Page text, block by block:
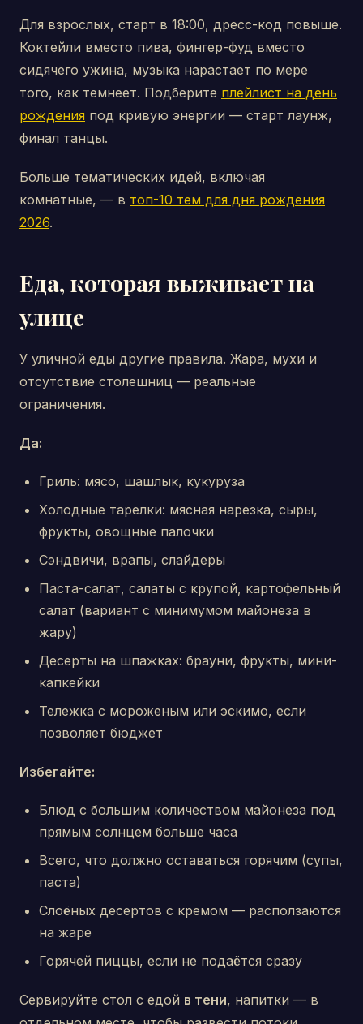
Для взрослых, старт в 18:00, дресс-код повыше.
Коктейли вместо пива, фингер-фуд вместо
сидячего ужина, музыка нарастает по мере
того, как темнеет. Подберите плейлист на день
рождения под кривую энергии — старт лаунж,
финал танцы.
Больше тематических идей, включая
комнатные, — в топ-10 тем для дня рождения
2026.
Еда, которая выживает на
улице
У уличной еды другие правила. Жара, мухи и
отсутствие столешниц — реальные
ограничения.
Да:
Гриль: мясо, шашлык, кукуруза
Холодные тарелки: мясная нарезка, сыры,
фрукты, овощные палочки
Сэндвичи, врапы, слайдеры
Паста-салат, салаты с крупой, картофельный
салат (вариант с минимумом майонеза в
жару)
Десерты на шпажках: брауни, фрукты, мини-
капкейки
Тележка с мороженым или эскимо, если
позволяет бюджет
Избегайте:
Блюд с большим количеством майонеза под
прямым солнцем больше часа
Всего, что должно оставаться горячим (супы,
паста)
Слоёных десертов с кремом — расползаются
на жаре
Горячей пиццы, если не подаётся сразу
Сервируйте стол с едой в тени, напитки — в